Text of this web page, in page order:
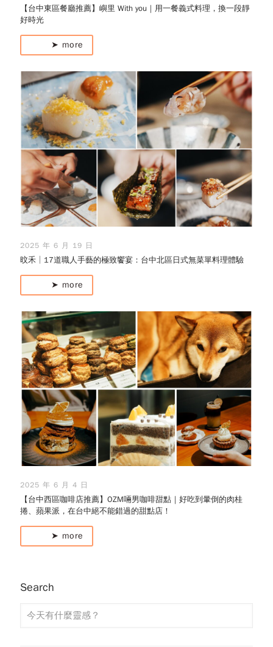
【台中東區餐廳推薦】嶼里 With you｜用一餐義式料理，換一段靜
好時光
➤ more
2025 年 6 月 19 日
旼禾│17道職人手藝的極致饗宴：台中北區日式無菜單料理體驗
➤ more
2025 年 6 月 4 日
【台中西區咖啡店推薦】OZM啢男咖啡甜點｜好吃到暈倒的肉桂
捲、蘋果派，在台中絕不能錯過的甜點店！
➤ more
Search